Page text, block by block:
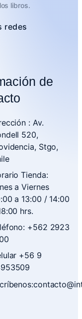
libros.
redes
de
: Av.
520,
Stgo,
Tienda:
a Viernes
a 13:00 / 14:00
hrs.
+562 2923
+56 9